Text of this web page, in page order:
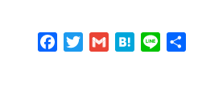
Facebook
TwitterGmail Hatena
Line